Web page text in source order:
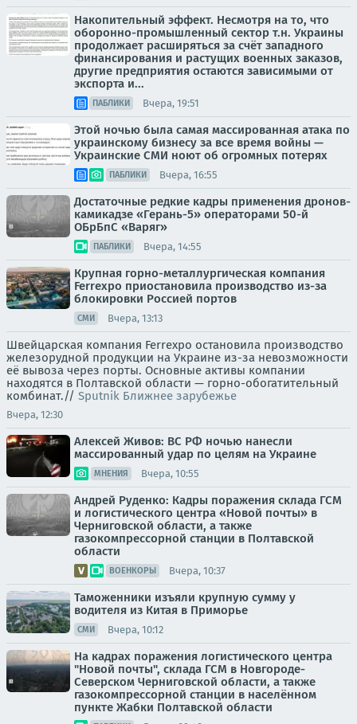
Накопительный эффект. Несмотря на то, что
оборонно-промышленный сектор т.н. Украины
продолжает расширяться за счёт западного
финансирования и растущих военных заказов,
другие предприятия остаются зависимыми от
экспорта и...
ПАБЛИКИ Вчера, 19:51
Этой ночью была самая массированная атака по
украинскому бизнесу за все время войны —
Украинские СМИ ноют об огромных потерях
ПАБЛИКИ Вчера, 16:55
Достаточные редкие кадры применения дронов-
камикадзе «Герань-5» операторами 50-й
ОБрБпС «Варяг»
ПАБЛИКИ Вчера, 14:55
Крупная горно-металлургическая компания
Ferrexpo приостановила производство из-за
блокировки Россией портов
СМИ Вчера, 13:13
Швейцарская компания Ferrexpo остановила производство
железорудной продукции на Украине из-за невозможности
её вывоза через порты. Основные активы компании
находятся в Полтавской области — горно-обогатительный
комбинат.// Sputnik Ближнее зарубежье
Вчера, 12:30
Алексей Живов: ВС РФ ночью нанесли
массированный удар по целям на Украине
МНЕНИЯ Вчера, 10:55
Андрей Руденко: Кадры поражения склада ГСМ
и логистического центра «Новой почты» в
Черниговской области, а также
газокомпрессорной станции в Полтавской
области
ВОЕНКОРЫ Вчера, 10:37
Таможенники изъяли крупную сумму у
водителя из Китая в Приморье
СМИ Вчера, 10:12
На кадрах поражения логистического центра
"Новой почты", склада ГСМ в Новгороде-
Северском Черниговской области, а также
газокомпрессорной станции в населённом
пункте Жабки Полтавской области